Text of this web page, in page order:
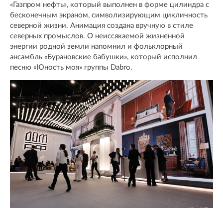
«Газпром нефть», который выполнен в форме цилиндра с
бесконечным экраном, символизирующим цикличность
северной жизни. Анимация создана вручную в стиле
северных промыслов. О неиссякаемой жизненной
энергии родной земли напомнил и фольклорный
ансамбль «Бурановские бабушки», который исполнил
песню «Юность моя» группы Dabro.